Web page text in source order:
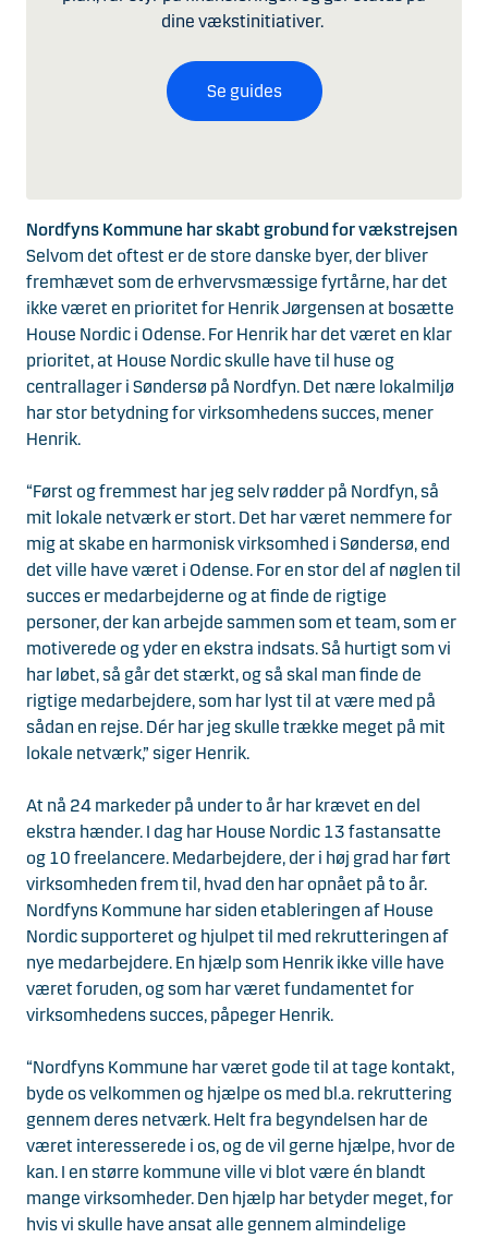
dine vækstinitiativer.
Se guides
Nordfyns Kommune har skabt grobund for vækstrejsen
Selvom det oftest er de store danske byer, der bliver
fremhævet som de erhvervsmæssige fyrtårne, har det
ikke været en prioritet for Henrik Jørgensen at bosætte
House Nordic i Odense. For Henrik har det været en klar
prioritet, at House Nordic skulle have til huse og
centrallager i Søndersø på Nordfyn. Det nære lokalmiljø
har stor betydning for virksomhedens succes, mener
Henrik.
“Først og fremmest har jeg selv rødder på Nordfyn, så
mit lokale netværk er stort. Det har været nemmere for
mig at skabe en harmonisk virksomhed i Søndersø, end
det ville have været i Odense. For en stor del af nøglen til
succes er medarbejderne og at finde de rigtige
personer, der kan arbejde sammen som et team, som er
motiverede og yder en ekstra indsats. Så hurtigt som vi
har løbet, så går det stærkt, og så skal man finde de
rigtige medarbejdere, som har lyst til at være med på
sådan en rejse. Dér har jeg skulle trække meget på mit
lokale netværk,” siger Henrik.
At nå 24 markeder på under to år har krævet en del
ekstra hænder. I dag har House Nordic 13 fastansatte
og 10 freelancere. Medarbejdere, der i høj grad har ført
virksomheden frem til, hvad den har opnået på to år.
Nordfyns Kommune har siden etableringen af House
Nordic supporteret og hjulpet til med rekrutteringen af
nye medarbejdere. En hjælp som Henrik ikke ville have
været foruden, og som har været fundamentet for
virksomhedens succes, påpeger Henrik.
“Nordfyns Kommune har været gode til at tage kontakt,
byde os velkommen og hjælpe os med bl.a. rekruttering
gennem deres netværk. Helt fra begyndelsen har de
været interesserede i os, og de vil gerne hjælpe, hvor de
kan. I en større kommune ville vi blot være én blandt
mange virksomheder. Den hjælp har betyder meget, for
hvis vi skulle have ansat alle gennem almindelige